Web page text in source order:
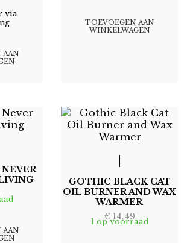
via
AAN
TOEVOEGEN AAN
WINKELWAGEN
AAN
GOTHIC BLACK CAT
OIL BURNER AND WAX
WARMER
€ 14,49
1 op voorraad